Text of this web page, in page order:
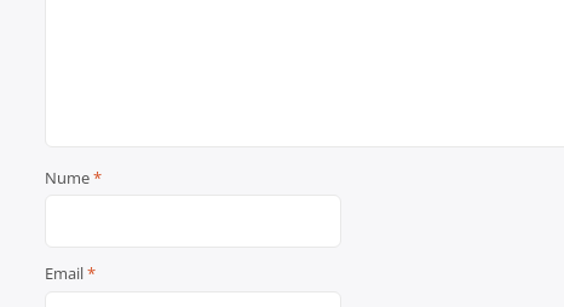
Nume*
Email*